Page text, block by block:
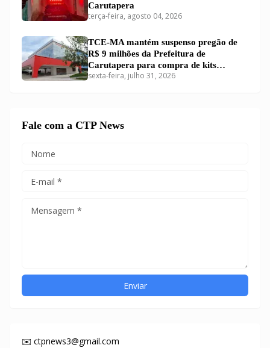
Carutapera
terça-feira, agosto 04, 2026
TCE-MA mantém suspenso pregão de
R$ 9 milhões da Prefeitura de
Carutapera para compra de kits
educacionais
sexta-feira, julho 31, 2026
Fale com a CTP News
✉️ ctpnews3@gmail.com